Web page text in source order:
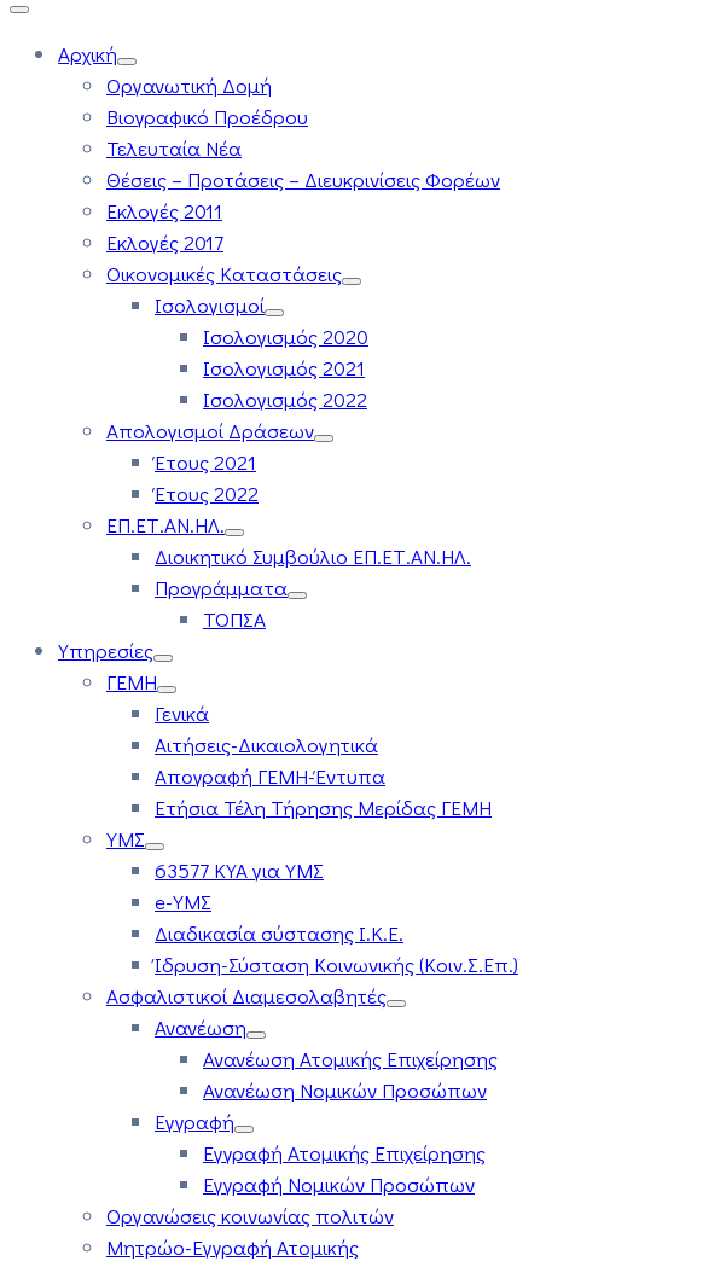
Αρχική
Οργανωτική Δομή
Βιογραφικό Προέδρου
Τελευταία Νέα
Θέσεις – Προτάσεις – Διευκρινίσεις Φορέων
Εκλογές 2011
Εκλογές 2017
Οικονομικές Καταστάσεις
Ισολογισμοί
Ισολογισμός 2020
Ισολογισμός 2021
Ισολογισμός 2022
Απολογισμοί Δράσεων
Έτους 2021
Έτους 2022
ΕΠ.ΕΤ.ΑΝ.ΗΛ.
Διοικητικό Συμβούλιο ΕΠ.ΕΤ.ΑΝ.ΗΛ.
Προγράμματα
ΤΟΠΣΑ
Υπηρεσίες
ΓΕΜΗ
Γενικά
Αιτήσεις-Δικαιολογητικά
Απογραφή ΓΕΜΗ-Έντυπα
Ετήσια Τέλη Τήρησης Μερίδας ΓΕΜΗ
ΥΜΣ
63577 ΚΥΑ για ΥΜΣ
e-ΥΜΣ
Διαδικασία σύστασης Ι.Κ.Ε.
Ίδρυση-Σύσταση Κοινωνικής (Κοιν.Σ.Επ.)
Ασφαλιστικοί Διαμεσολαβητές
Ανανέωση
Ανανέωση Ατομικής Επιχείρησης
Ανανέωση Νομικών Προσώπων
Εγγραφή
Εγγραφή Ατομικής Επιχείρησης
Εγγραφή Νομικών Προσώπων
Οργανώσεις κοινωνίας πολιτών
Μητρώο-Εγγραφή Ατομικής